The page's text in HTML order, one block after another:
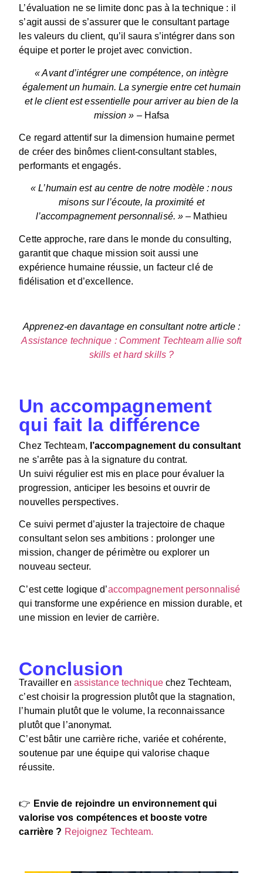
L’évaluation ne se limite donc pas à la technique : il
s’agit aussi de s’assurer que le consultant partage
les valeurs du client, qu’il saura s’intégrer dans son
équipe et porter le projet avec conviction.
«Avant d’intégrer une compétence, on intègre
également un humain. La synergie entre cet humain
et le client est essentielle pour arriver au bien de la
mission » – Hafsa
Ce regard attentif sur la dimension humaine permet
de créer des binômes client-consultant stables,
performants et engagés.
«L’humain est au centre de notre modèle : nous
misons sur l’écoute, la proximité et
l’accompagnement personnalisé. »– Mathieu
Cette approche, rare dans le monde du consulting,
garantit que chaque mission soit aussi une
expérience humaine réussie, un facteur clé de
fidélisation et d’excellence.
Apprenez-en davantage en consultant notre article :
Assistance technique : Comment Techteam allie soft
skills et hard skills ?
Un accompagnement
qui fait la différence
Chez Techteam, l’accompagnement du consultant
ne s’arrête pas à la signature du contrat.
Un suivi régulier est mis en place pour évaluer la
progression, anticiper les besoins et ouvrir de
nouvelles perspectives.
Ce suivi permet d’ajuster la trajectoire de chaque
consultant selon ses ambitions : prolonger une
mission, changer de périmètre ou explorer un
nouveau secteur.
C’est cette logique d’accompagnement personnalisé
qui transforme une expérience en mission durable, et
une mission en levier de carrière.
Conclusion
Travailler en assistance techniquechezTechteam,
c’est choisir la progression plutôt que la stagnation,
l’humain plutôt que le volume, la reconnaissance
plutôt que l’anonymat.
C’est bâtir une carrière riche, variée et cohérente,
soutenue par une équipe qui valorise chaque
réussite.
👉 Envie de rejoindre un environnement qui
valorise vos compétences et boostevotre
carrière ? Rejoignez Techteam.